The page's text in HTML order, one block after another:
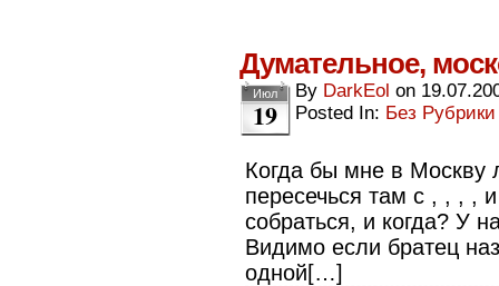
Думательное,
Июл
19
By DarkEol on
Posted In: Без Рубрики
Когда бы мне в Москву
пересечься там с , , , ,
собраться, и когда? У
Видимо если братец
одной[…]